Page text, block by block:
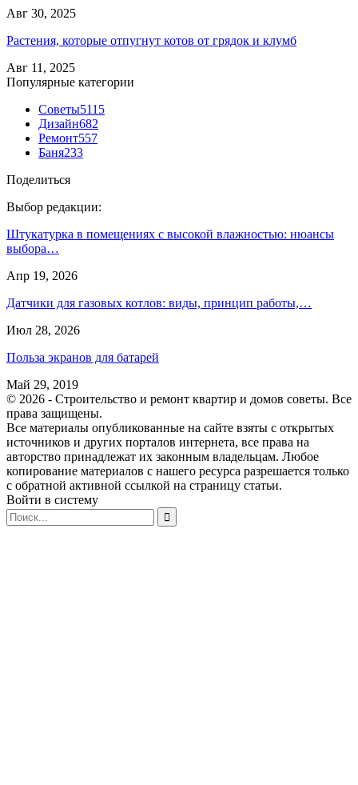
Авг 30, 2025
Растения, которые отпугнут котов от грядок и клумб
Авг 11, 2025
Популярные категории
Советы5115
Дизайн682
Ремонт557
Баня233
Поделиться
Выбор редакции:
Штукатурка в помещениях с высокой влажностью: нюансы
выбора…
Апр 19, 2026
Датчики для газовых котлов: виды, принцип работы,…
Июл 28, 2026
Польза экранов для батарей
Май 29, 2019
© 2026 - Строительство и ремонт квартир и домов советы. Все
права защищены.
Все материалы опубликованные на сайте взяты с открытых
источников и других порталов интернета, все права на
авторство принадлежат их законным владельцам. Любое
копирование материалов с нашего ресурса разрешается только
с обратной активной ссылкой на страницу статьи.
Войти в систему